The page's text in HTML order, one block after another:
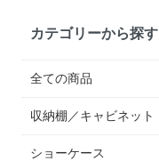
カテゴリーから探す
全ての商品
収納棚／キャビネット
ショーケース